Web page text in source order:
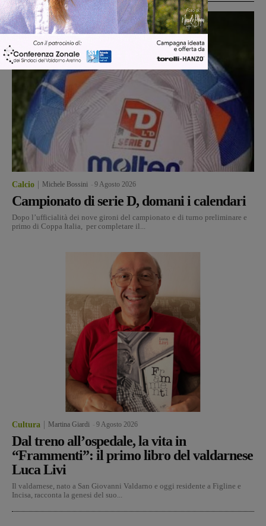
Calcio Michele Bossini 9 Agosto 2026
Campionato di serie D, domani i calendari
Dopo l’ufficialità dei nove gironi del campionato e di turno preliminare e
primo di Coppa Italia, per completare il...
Cultura Martina Giardi 9 Agosto 2026
Dal treno all’ospedale, la vita in
“Frammenti”: il primo libro del valdarnese
Luca Livi
Il valdarnese, nato a San Giovanni Valdarno e oggi residente a Figline e
Incisa, racconta la genesi del suo...